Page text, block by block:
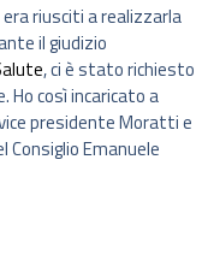
riusciti a realizzarla
il giudizio
, ci è stato richiesto
Ho così incaricato a
presidente Moratti e
Emanuele